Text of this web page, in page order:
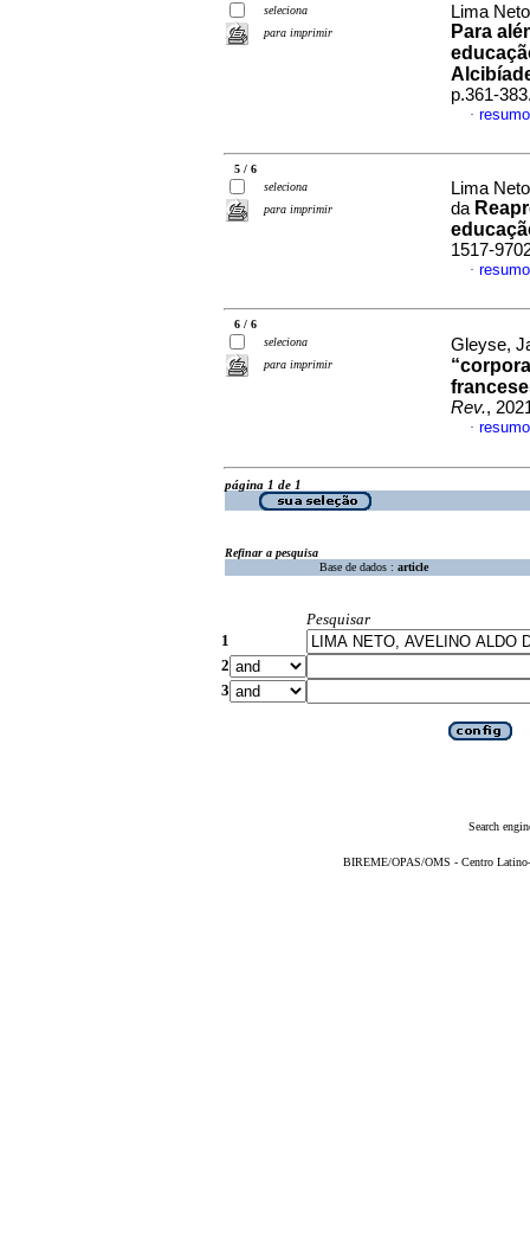
seleciona
para imprimir
Lima
Para
p.361-
·
5 / 6
seleciona
para imprimir
Lima
da
1517-
·
6 / 6
seleciona
para imprimir
Gleyse,
Rev.,
·
página 1 de 1
Refinar a pesquisa
Base de dados : article
Pesquisar
1
2
3
Search
BIREME/OPAS/OMS - Centro Latino-